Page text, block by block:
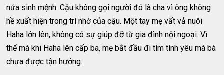
nửa sinh mệnh. Cậu không gọi người đó là cha vì ông không
hề xuất hiện trong trí nhớ của cậu. Một tay mẹ vất vả nuôi
Haha lớn lên, không có sự giúp đỡ từ gia đình nội ngoại. Vì
thế mà khi Haha lên cấp ba, mẹ bắt đầu đi tìm tình yêu mà bà
chưa được tận hưởng.